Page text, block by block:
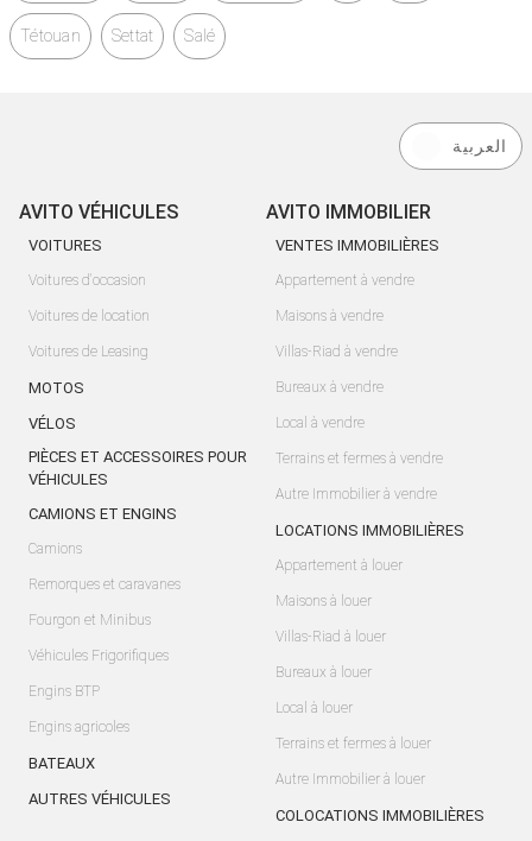
Tétouan Settat Salé
العربية
AVITO VÉHICULES
VOITURES
Voitures d'occasion
Voitures de location
Voitures de Leasing
MOTOS
VÉLOS
PIÈCES ET ACCESSOIRES POUR
VÉHICULES
CAMIONS ET ENGINS
Camions
Remorques et caravanes
Fourgon et Minibus
Véhicules Frigorifiques
Engins BTP
Engins agricoles
BATEAUX
AUTRES VÉHICULES
AVITO IMMOBILIER
VENTES IMMOBILIÈRES
Appartement à vendre
Maisons à vendre
Villas-Riad à vendre
Bureaux à vendre
Local à vendre
Terrains et fermes à vendre
Autre Immobilier à vendre
LOCATIONS IMMOBILIÈRES
Appartement à louer
Maisons à louer
Villas-Riad à louer
Bureaux à louer
Local à louer
Terrains et fermes à louer
Autre Immobilier à louer
COLOCATIONS IMMOBILIÈRES